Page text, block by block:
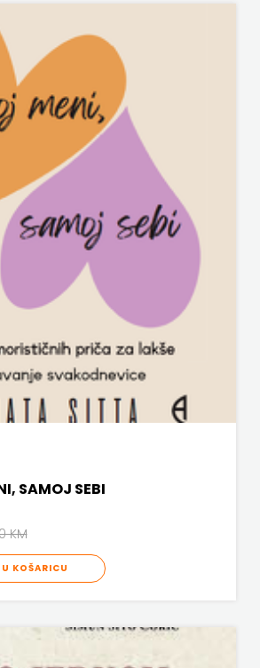
SAMOJ SEBI
KM
KOŠARICU